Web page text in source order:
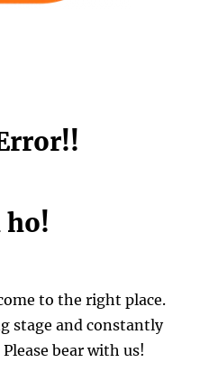
ho!
to the right place.
stage and constantly
bear with us!